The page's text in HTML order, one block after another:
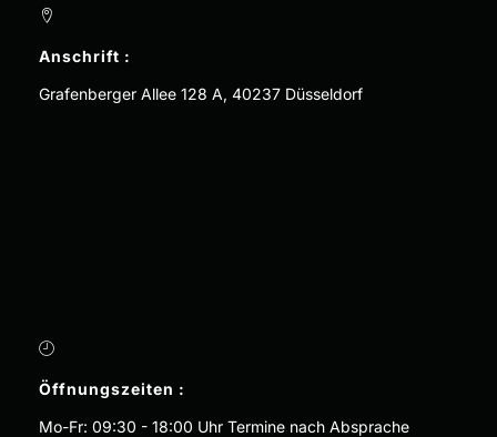
Anschrift :
Grafenberger Allee 128 A, 40237 Düsseldorf
Öffnungszeiten :
Mo-Fr: 09:30 - 18:00 Uhr Termine nach Absprache